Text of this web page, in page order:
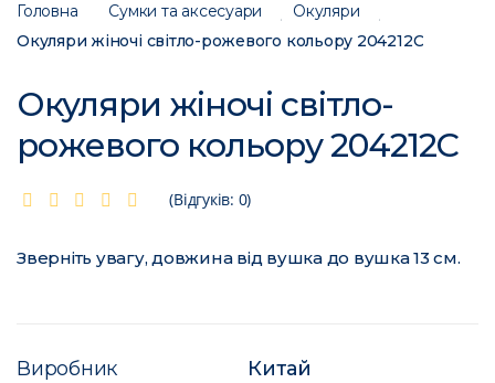
Головна Сумки та аксесуари
Окуляри
Окуляри жіночі світло-рожевого кольору 204212C
Окуляри жіночі світло-
рожевого кольору 204212C
(Відгуків: 0)
Зверніть увагу, довжина від вушка до вушка 13 см.
Виробник
Китай